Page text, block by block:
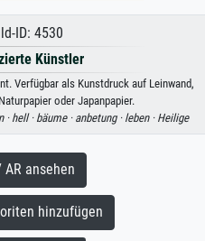
ID: 4530
Künstler
Verfügbar als Kunstdruck auf Leinwand,
oder Japanpapier.
·hell · bäume · anbetung · leben · Heilige
ansehen
hinzufügen